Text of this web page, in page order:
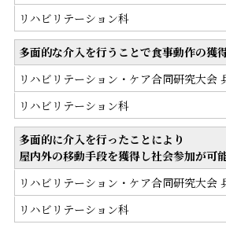
リハビリテーション科
多面的な介入を行うことで食事動作の獲
リハビリテーション・ケア合同研究大会
リハビリテーション科
多面的に介入を行ったことにより
屋内外の移動手段を獲得し社会参加が可
リハビリテーション・ケア合同研究大会
リハビリテーション科